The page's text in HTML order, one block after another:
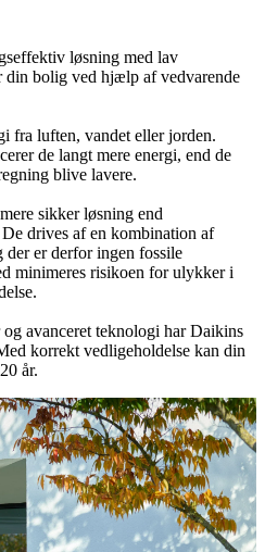
løsning med lav
bolig ved hjælp af vedvarende
fra luften, vandet eller jorden.
de langt mere energi, end de
blive lavere.
sikker løsning end
drives af en kombination af
der er derfor ingen fossile
minimeres risikoen for ulykker i
avanceret teknologi har Daikins
korrekt vedligeholdelse kan din
år.